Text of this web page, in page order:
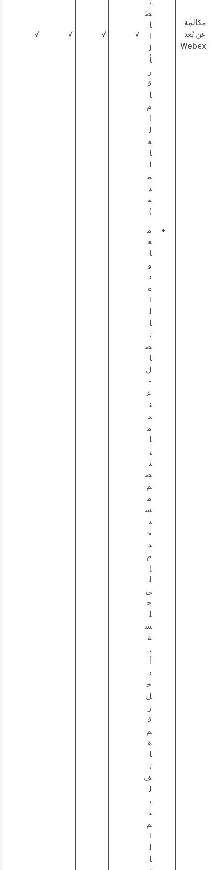
مكالمة
عن بُعد
Webex
ضً
ا
ا
ل
أ
ر
ق
ا
م
ا
ل
ع
ا
ل
م
ي
ة
)
م
ع
ا
و
د
ة
ا
ل
ا
ت
ص
ا
ل
-
ع
ن
د
م
ا
ي
ن
ض
م
م
س
ت
خ
د
م
إ
ل
ى
ج
ل
س
ة
،
أ
د
خ
ل
ر
ق
م
ه
ا
ت
ف
ل
ي
ت
م
ا
ل
ا
√
√
√
√